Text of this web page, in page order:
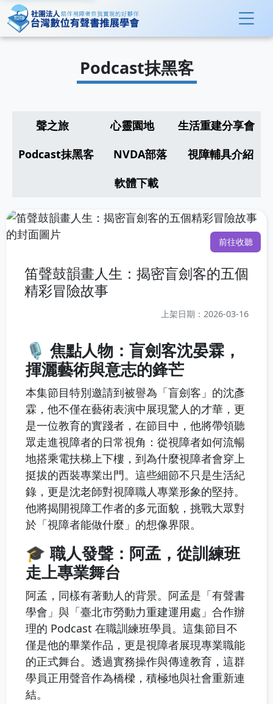
Podcast抹黑客
聲之旅 心靈園地
生活重建分享會
Podcast抹黑客
NVDA部落
視障輔具介紹
軟體下載
前往收聽
笛聲鼓韻畫人生：揭密盲劍客的五個
精彩冒險故事
上架日期：2026-03-16
🎙️ 焦點人物：盲劍客沈晏霖，
揮灑藝術與意志的鋒芒
本集節目特別邀請到被譽為「盲劍客」的沈彥
霖，他不僅在藝術表演中展現驚人的才華，更
是一位教育的實踐者，在節目中，他將帶領聽
眾走進視障者的日常視角：從視障者如何流暢
地搭乘電扶梯上下樓，到為什麼視障者會穿上
挺拔的西裝專業出門。這些細節不只是生活紀
錄，更是沈老師對視障職人專業形象的堅持。
他將揭開視障工作者的多元面貌，挑戰大眾對
於「視障者能做什麼」的想像界限。
🎓 職人發聲：阿孟，從訓練班
走上專業舞台
阿孟，同樣有著動人的背景。阿孟是「有聲書
學會」與「臺北市勞動力重建運用處」合作辦
理的 Podcast 在職訓練班學員。這集節目不
僅是他的畢業作品，更是視障者展現專業職能
的正式舞台。透過實務操作與傳達教育，這群
學員正用聲音作為橋樑，積極地與社會重新連
結。